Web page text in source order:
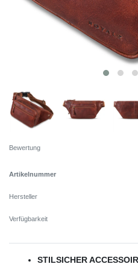
Bewertung
Artikelnummer
Hersteller
Verfügbarkeit
STILSICHER